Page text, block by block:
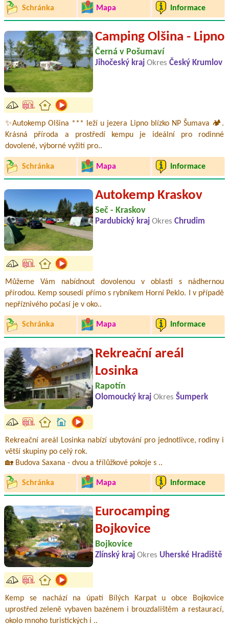
Schránka Mapa Informace
Camping Olšina - Lipno
Černá v Pošumaví
Jihočeský kraj Okres Český Krumlov
✨Autokemp Olšina *** leží u jezera Lipno blízko NP Šumava 🏕️.
Krásná příroda a prostředí kempu je ideální pro rodinné
dovolené, výborné vyžití pro..
Schránka Mapa Informace
Autokemp Kraskov
Seč - Kraskov
Pardubický kraj Okres Chrudim
Můžeme Vám nabídnout dovolenou v oblasti s nádhernou
přírodou. Kemp sousedí přímo s rybníkem Horní Peklo. I v případě
nepříznivého počasí je v oko..
Schránka Mapa Informace
Rekreační areál
Losinka
Rapotín
Olomoucký kraj Okres Šumperk
Rekreační areál Losinka nabízí ubytování pro jednotlivce, rodiny i
větší skupiny po celý rok.
🏡 Budova Saxana - dvou a třílůžkové pokoje s ..
Schránka Mapa Informace
Eurocamping
Bojkovice
Bojkovice
Zlínský kraj Okres Uherské Hradiště
Kemp se nachází na úpatí Bílých Karpat u obce Bojkovice
uprostřed zeleně vybaven bazénem i brouzdalištěm a restaurací,
okolo mnoho turistických i ..